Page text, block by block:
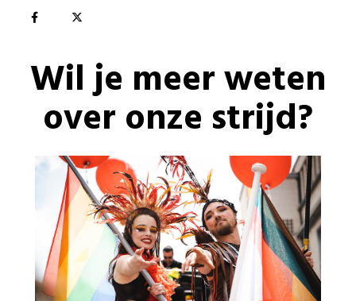
Wil je meer weten
over onze strijd?